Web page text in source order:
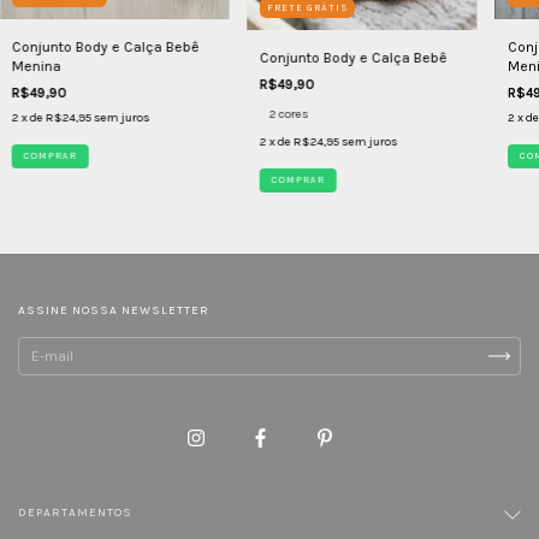
Conjunto Body e Calça Bebê
Menina
R$49,90
2 x deR$24,95sem juros
COMPRAR
FRETE GRÁTIS
Conjunto Body e Calça Bebê
R$49,90
2 cores
2 x deR$24,95sem juros
COMPRAR
2 x
ASSINE NOSSA NEWSLETTER
DEPARTAMENTOS